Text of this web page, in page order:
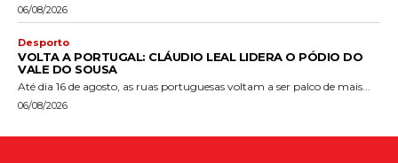
06/08/2026
Desporto
VOLTA A PORTUGAL: CLÁUDIO LEAL LIDERA O PÓDIO DO
VALE DO SOUSA
Até dia 16 de agosto, as ruas portuguesas voltam a ser palco de mais...
06/08/2026